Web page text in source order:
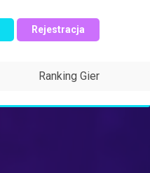
Rejestracja
Ranking Gier